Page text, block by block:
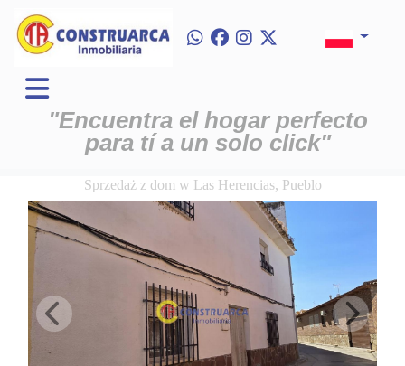
"Encuentra el hogar perfecto
para tí a un solo click"
Sprzedaż z dom w Las Herencias, Pueblo